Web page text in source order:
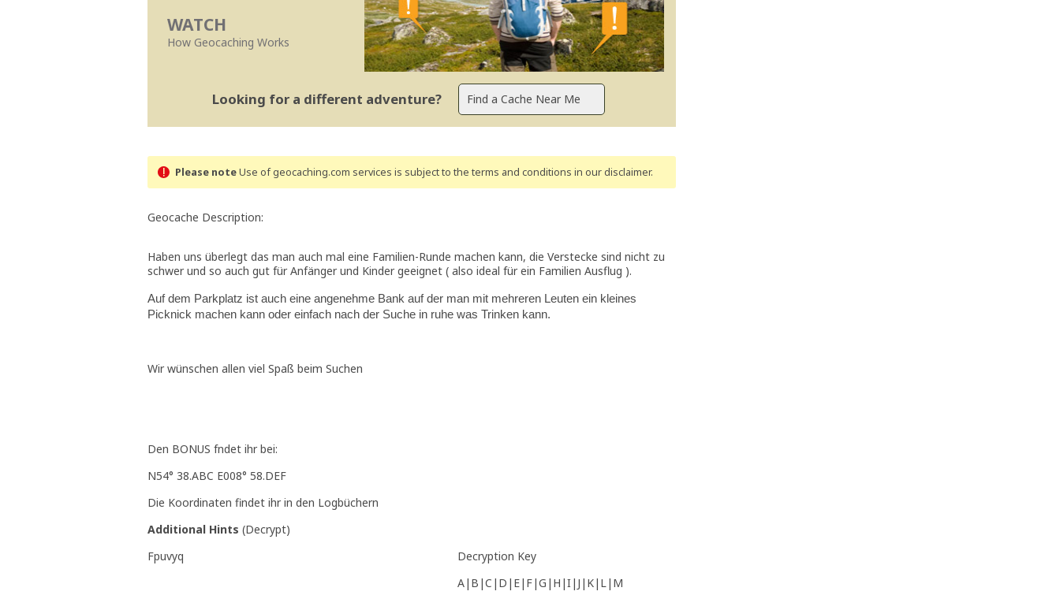
WATCH
How Geocaching Works
Looking for a different adventure?
Please noteUse of geocaching.com services is subject to the terms and conditions in our disclaimer.
Geocache Description:
Haben uns überlegt das man auch mal eine Familien-Runde machen kann, die Verstecke sind nicht zu
schwer und so auch gut für Anfänger und Kinder geeignet ( also ideal für ein Familien Ausflug ).
Auf dem Parkplatz ist auch eine angenehme Bank auf der man mit mehreren Leuten ein kleines
Picknick machen kann oder einfach nach der Suche in ruhe was Trinken kann.
Wir wünschen allen viel Spaß beim Suchen
Den BONUS fndet ihr bei:
N54° 38.ABC E008° 58.DEF
Die Koordinaten findet ihr in den Logbüchern
Additional Hints (Decrypt)
Fpuvyq
Decryption Key
A|B|C|D|E|F|G|H|I|J|K|L|M